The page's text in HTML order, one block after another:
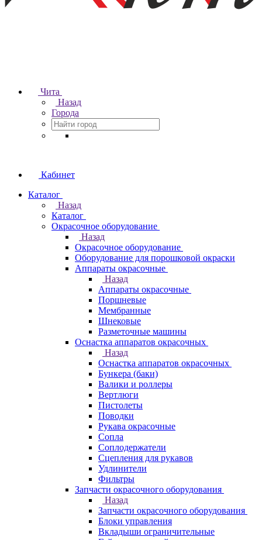
Чита
Назад
Города
Кабинет
Каталог
Назад
Каталог
Окрасочное оборудование
Назад
Окрасочное оборудование
Оборудование для порошковой окраски
Аппараты окрасочные
Назад
Аппараты окрасочные
Поршневые
Мембранные
Шнековые
Разметочные машины
Оснастка аппаратов окрасочных
Назад
Оснастка аппаратов окрасочных
Бункера (баки)
Валики и роллеры
Вертлюги
Пистолеты
Поводки
Рукава окрасочные
Сопла
Соплодержатели
Сцепления для рукавов
Удлинители
Фильтры
Запчасти окрасочного оборудования
Назад
Запчасти окрасочного оборудования
Блоки управления
Вкладыши ограничительные